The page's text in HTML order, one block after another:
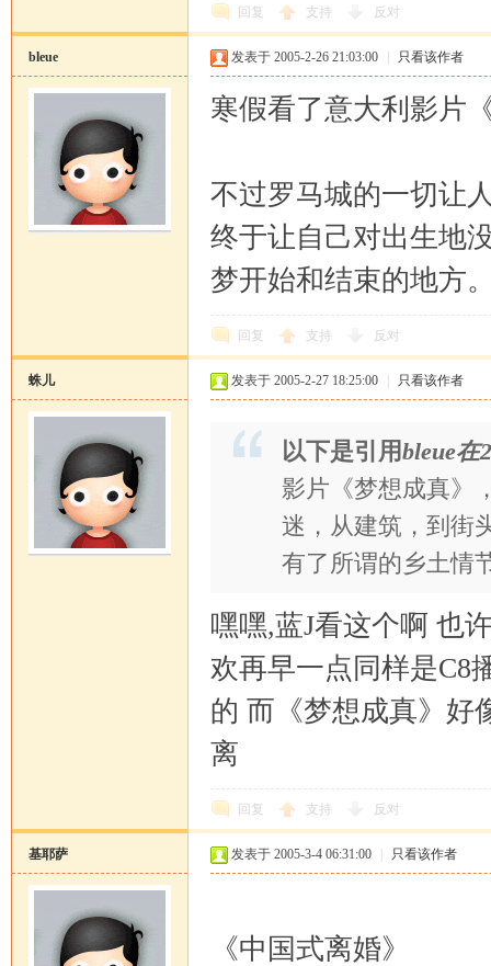
回复 支持 反对
bleue 发表于 2005-2-26 21:03:00 只看该作者
寒假看了意大利影片
不过罗马城的一切让
终于让自己对出生地
梦开始和结束的地方
回复 支持 反对
蛛儿 发表于 2005-2-27 18:25:00 只看该作者
以下是引用bleue在
影片《梦想成真》
迷，从建筑，到街
有了所谓的乡土情
嘿嘿,蓝J看这个啊 也
欢再早一点同样是C8
的 而《梦想成真》好
离
回复 支持 反对
基耶萨 发表于 2005-3-4 06:31:00 只看该作者
《中国式离婚》